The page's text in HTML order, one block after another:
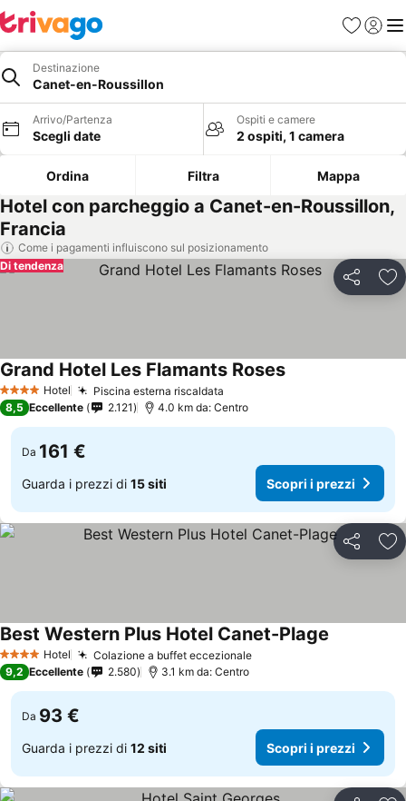
PreferitiAccedi
Destinazione
Canet-en-Roussillon
Arrivo/Partenza
Scegli date
Ospiti e camere
2 ospiti, 1 camera
Ordina Filtra Mappa
Hotel con parcheggio a Canet-en-Roussillon,
Francia
Come i pagamenti influiscono sul posizionamento
Condividi
Di tendenza
4 Stelle Hotel Piscina esterna riscaldata
Grand Hotel Les Flamants RosesScopri i prezzi
8,5 Eccellente 2.121 4.0 km da: Centro
Da 161 €
Guarda i prezzi di 15 siti Scopri i prezzi
Condividi
4 Stelle Hotel Colazione a buffet eccezionaleScopri i prezzi
Best Western Plus Hotel Canet-Plage
9,2 Eccellente 2.580 3.1 km da: Centro
Da 93 €
Guarda i prezzi di 12 siti Scopri i prezzi